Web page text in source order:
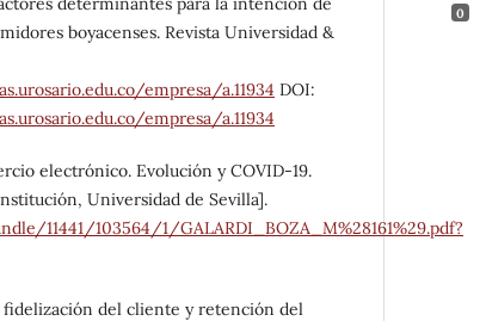
boyacenses. Revista Universidad &
empresa/a.11934 DOI:
empresa/a.11934
electrónico. Evolución y COVID-19.
Universidad de Sevilla].
11441/103564/1/GALARDI_BOZA_M%28161%29.pdf?
fidelización del cliente y retención del
0